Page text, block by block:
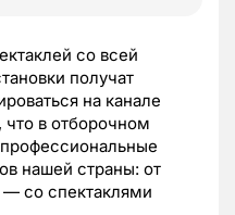
со всей
получат
на канале
в отборочном
нашей страны: от
— со спектаклями